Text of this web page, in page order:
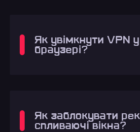
Як увімкнути VPN у
браузері?
Як заблокувати
спливаючі вікна?